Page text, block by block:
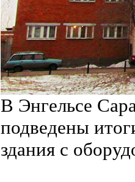
В Энгельсе
подведены
здания с